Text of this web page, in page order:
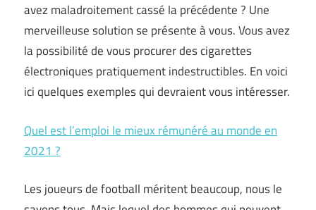
avez maladroitement cassé la précédente ? Une
merveilleuse solution se présente à vous. Vous avez
la possibilité de vous procurer des cigarettes
électroniques pratiquement indestructibles. En voici
ici quelques exemples qui devraient vous intéresser.
Quel est l’emploi le mieux rémunéré au monde en
2021 ?
Les joueurs de football méritent beaucoup, nous le